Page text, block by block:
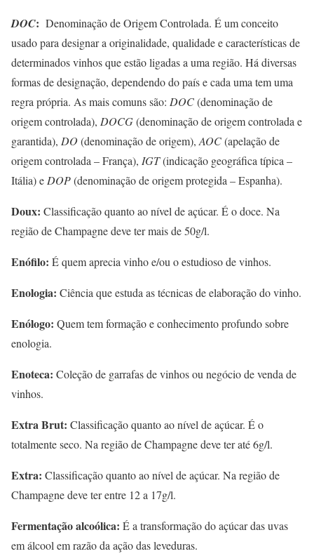
DOC: Denominação de Origem Controlada. É um conceito
usado para designar a originalidade, qualidade e características de
determinados vinhos que estão ligadas a uma região. Há diversas
formas de designação, dependendo do país e cada uma tem uma
regra própria. As mais comuns são: DOC(denominação de
origem controlada), DOCG(denominação de origem controlada e
garantida), DO(denominação de origem), AOC(apelação de
origem controlada – França), IGT(indicação geográfica típica –
Itália) e DOP(denominação de origem protegida – Espanha).
Doux: Classificação quanto ao nível de açúcar. É o doce. Na
região de Champagne deve ter mais de 50g/l.
Enófilo: É quem aprecia vinho e/ou o estudioso de vinhos.
Enologia: Ciência que estuda as técnicas de elaboração do vinho.
Enólogo: Quem tem formação e conhecimento profundo sobre
enologia.
Enoteca: Coleção de garrafas de vinhos ou negócio de venda de
vinhos.
Extra Brut: Classificação quanto ao nível de açúcar. É o
totalmente seco. Na região de Champagne deve ter até 6g/l.
Extra: Classificação quanto ao nível de açúcar. Na região de
Champagne deve ter entre 12 a 17g/l.
Fermentação alcoólica: É a transformação do açúcar das uvas
em álcool em razão da ação das leveduras.